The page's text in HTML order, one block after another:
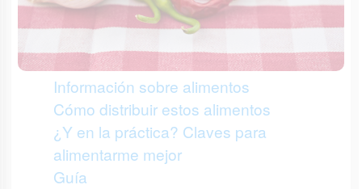
Información sobre alimentos
Cómo distribuir estos alimentos
¿Y en la práctica? Claves para
alimentarme mejor
Guía